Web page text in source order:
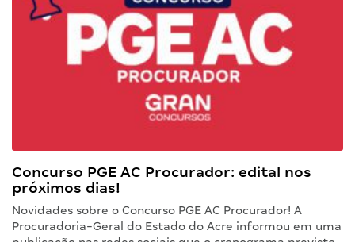
Concurso PGE AC Procurador: edital nos
próximos dias!
Novidades sobre o Concurso PGE AC Procurador! A
Procuradoria-Geral do Estado do Acre informou em uma